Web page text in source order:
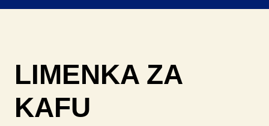
LIMENKA ZA
KAFU